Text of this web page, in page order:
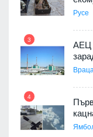
Русе
3
АЕЦ
Враца
4